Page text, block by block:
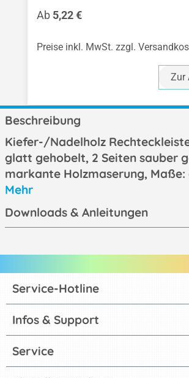
Regulärer Preis:
Ab 5,22 €
Preise inkl. MwSt. zzgl.
Zur
Beschreibung
Kiefer-/Nadelholz
glatt gehobelt, 2 Seiten sauber
markante Holzmaserung, Maße:
Mehr
Downloads & Anleitungen
Service-Hotline
Infos & Support
Service